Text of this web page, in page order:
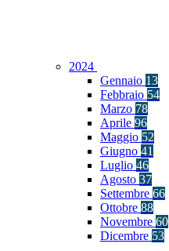
2024
Gennaio 13
Febbraio 54
Marzo 78
Aprile 96
Maggio 52
Giugno 41
Luglio 46
Agosto 37
Settembre 66
Ottobre 88
Novembre 60
Dicembre 53